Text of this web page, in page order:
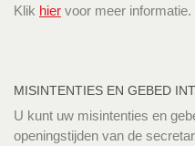
Klik hier voor meer informatie.
MISINTENTIES EN GEBED
U kunt uw misintenties en
openingstijden van de